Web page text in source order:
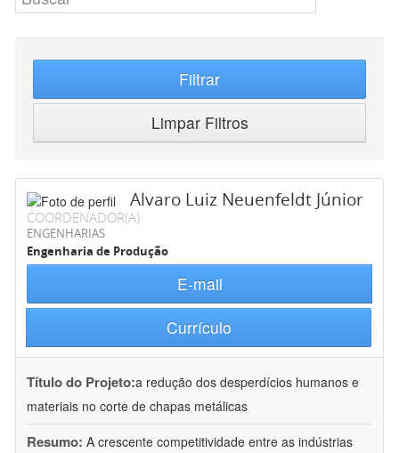
Filtrar
Limpar Filtros
Alvaro Luiz Neuenfeldt Júnior
COORDENADOR(A)
ENGENHARIAS
Engenharia de Produção
E-mail
Currículo
Título do Projeto:a redução dos desperdícios humanos e
materiais no corte de chapas metálicas
Resumo: A crescente competitividade entre as indústrias